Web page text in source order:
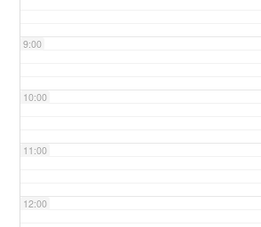
9:00
10:00
11:00
12:00